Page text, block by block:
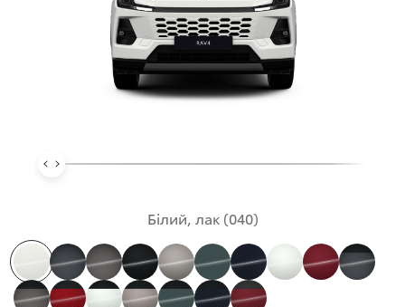
Білий, лак (040)